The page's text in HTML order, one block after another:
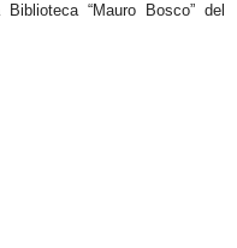
“Mauro Bosco” del